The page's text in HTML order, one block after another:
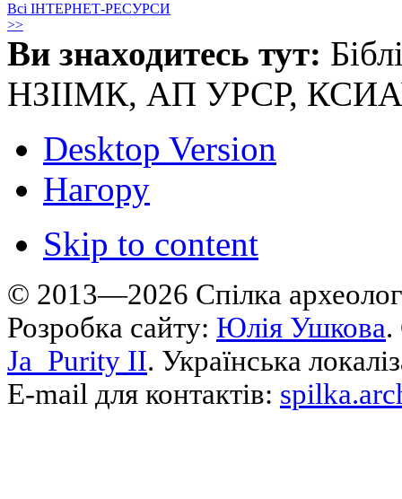
Всі ІНТЕРНЕТ-РЕСУРСИ
>>
Ви знаходитесь тут:
НЗІІМК, АП УРСР,
Desktop Version
Нагору
Skip to content
© 2013—2026 Cпілка
Розробка сайту: Юлія Ушкова.
Ja_Purity II. Українська
E-mail для контактів: